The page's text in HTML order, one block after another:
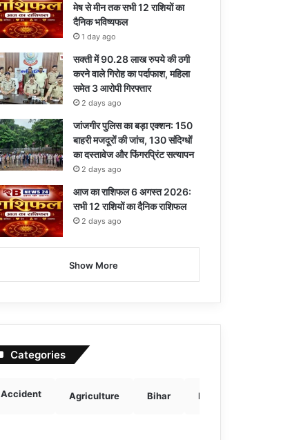
मेष से मीन तक सभी 12 राशियों का
दैनिक भविष्यफल
1 day ago
सक्ती में 90.28 लाख रुपये की ठगी
करने वाले गिरोह का पर्दाफाश, महिला
समेत 3 आरोपी गिरफ्तार
2 days ago
जांजगीर पुलिस का बड़ा एक्शन: 150
बाहरी मजदूरों की जांच, 130 संदिग्धों
का दस्तावेज और फिंगरप्रिंट सत्यापन
2 days ago
आज का राशिफल 6 अगस्त 2026:
सभी 12 राशियों का दैनिक राशिफल
2 days ago
Show More
Categories
Accident Agriculture Bihar Breaking news